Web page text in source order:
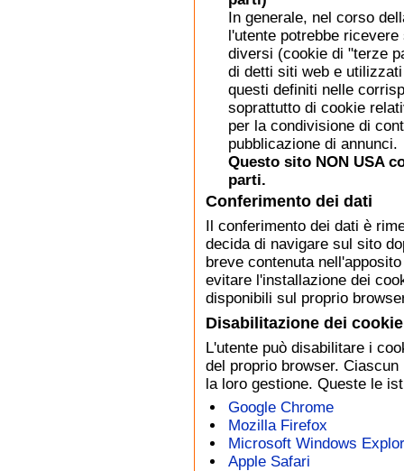
In generale, nel corso
l'utente potrebbe
diversi (cookie di "terze
di detti siti web e
questi definiti nelle
soprattutto di cookie
per la condivisione di
pubblicazione di annunci.
Questo sito NON USA
parti.
Conferimento dei dati
Il conferimento dei dati è
decida di navigare sul sito
breve contenuta
evitare l'installazione dei
disponibili sul proprio
Disabilitazione dei cookie
L'utente può disabilitare i
del proprio browser.
la loro gestione. Queste le
Google Chrome
Mozilla Firefox
Microsoft Windows
Apple Safari